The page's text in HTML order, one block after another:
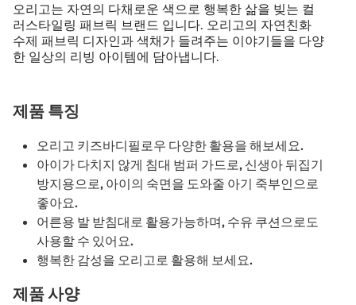
오리고는 자연의 다채로운 색으로 행복한 삶을 빚는 컬
러스타일링 패브릭 브랜드 입니다. 오리고의 자연친화
수제 패브릭 디자인과 색채가 들려주는 이야기들을 다양
한 일상의 리빙 아이템에 담아냅니다.
제품 특징
오리고 키즈바디필로우 다양한 활용을 해보세요.
아이가 다치지 않게 침대 범퍼 가드로, 신생아 뒤집기
방지용으로, 아이의 숙면을 도와줄 아기 죽부인으로
좋아요.
어른용 발 받침대로 활용가능하며, 수유 쿠션으로도
사용할 수 있어요.
행복한 감성을 오리고로 활용해 보세요.
제품 사양